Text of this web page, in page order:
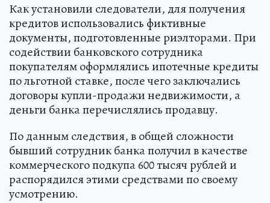
Как установили следователи, для получения
кредитов использовались фиктивные
документы, подготовленные риэлторами. При
содействии банковского сотрудника
покупателям оформлялись ипотечные кредиты
по льготной ставке, после чего заключались
договоры купли-продажи недвижимости, а
деньги банка перечислялись продавцу.
По данным следствия, в общей сложности
бывший сотрудник банка получил в качестве
коммерческого подкупа 600 тысяч рублей и
распорядился этими средствами по своему
усмотрению.